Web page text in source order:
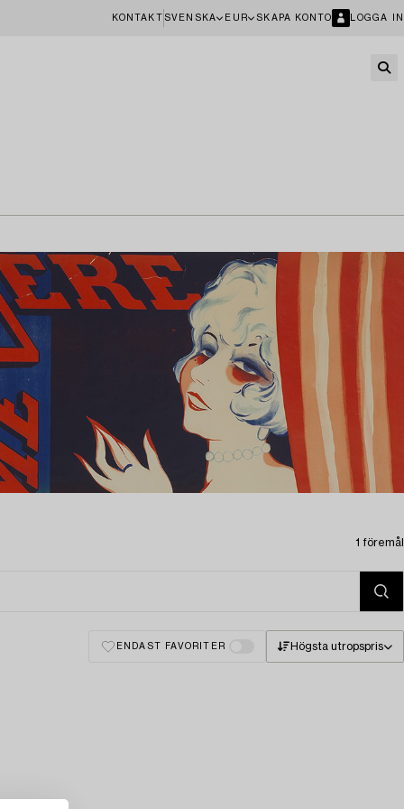
KONTAKT SVENSKA EUR SKAPA KONTO LOGGA IN
1 föremål
ENDAST FAVORITER Högsta utropspris